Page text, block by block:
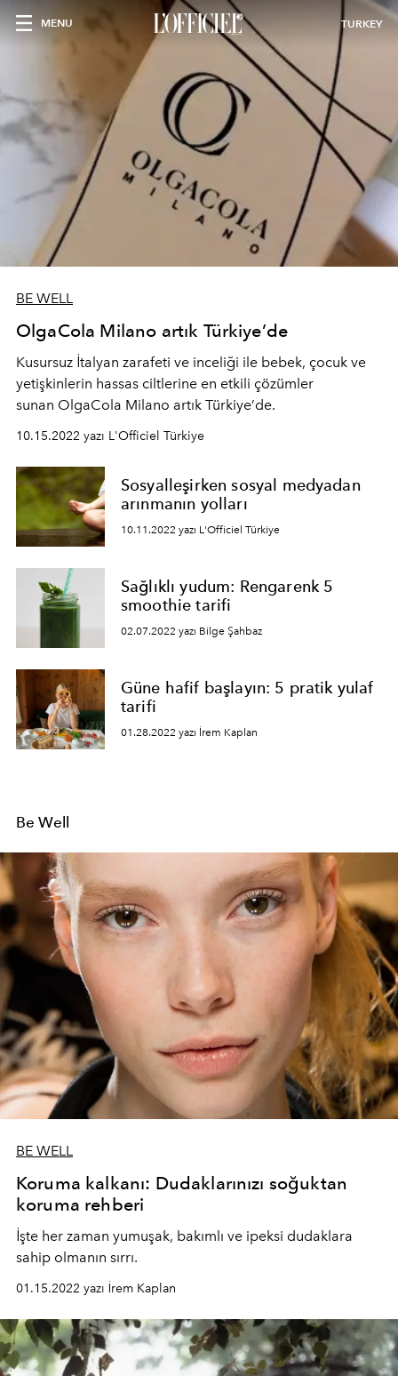
MENU TURKEY
BE WELL
OlgaCola Milano artık Türkiye’de
Kusursuz İtalyan zarafeti ve inceliği ile bebek, çocuk ve
yetişkinlerin hassas ciltlerine en etkili çözümler
sunan OlgaCola Milano artık Türkiye’de.
10.15.2022 yazı L'Officiel Türkiye
Sosyalleşirken sosyal medyadan
arınmanın yolları
10.11.2022 yazı L'Officiel Türkiye
Sağlıklı yudum: Rengarenk 5
smoothie tarifi
02.07.2022 yazı Bilge Şahbaz
Güne hafif başlayın: 5 pratik yulaf
tarifi
01.28.2022 yazı İrem Kaplan
Be Well
BE WELL
Koruma kalkanı: Dudaklarınızı soğuktan
koruma rehberi
İşte her zaman yumuşak, bakımlı ve ipeksi dudaklara
sahip olmanın sırrı.
01.15.2022 yazı İrem Kaplan